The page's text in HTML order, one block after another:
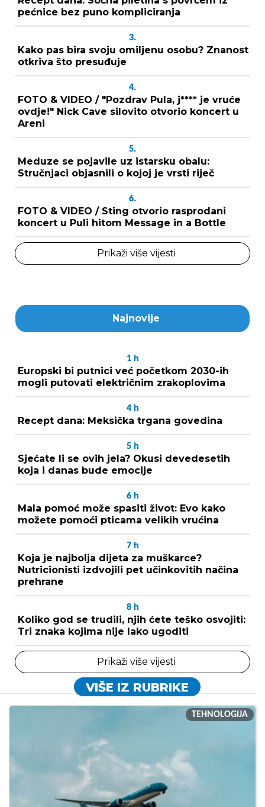
pećnice bez puno kompliciranja
3.
Kako pas bira svoju omiljenu osobu? Znanost
otkriva što presuđuje
4.
FOTO & VIDEO / "Pozdrav Pula, j**** je vruće
ovdje!" Nick Cave silovito otvorio koncert u
Areni
5.
Meduze se pojavile uz istarsku obalu:
Stručnjaci objasnili o kojoj je vrsti riječ
6.
FOTO & VIDEO / Sting otvorio rasprodani
koncert u Puli hitom Message in a Bottle
Prikaži više vijesti
Najnovije
1 h
Europski bi putnici već početkom 2030-ih
mogli putovati električnim zrakoplovima
4 h
Recept dana: Meksička trgana govedina
5 h
Sjećate li se ovih jela? Okusi devedesetih
koja i danas bude emocije
6 h
Mala pomoć može spasiti život: Evo kako
možete pomoći pticama velikih vrućina
7 h
Koja je najbolja dijeta za muškarce?
Nutricionisti izdvojili pet učinkovitih načina
prehrane
8 h
Koliko god se trudili, njih ćete teško osvojiti:
Tri znaka kojima nije lako ugoditi
Prikaži više vijesti
VIŠE IZ RUBRIKE
TEHNOLOGIJA